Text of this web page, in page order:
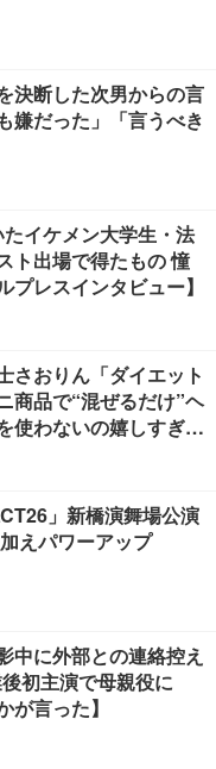
決断した次男からの言
嫌だった」「言うべき
たイケメン大学生・法
ト出場で得たもの 憧
プレスインタビュー】
さおりん「ダイエット
商品で“混ぜるだけ”ヘ
使わないの嬉しすぎ
」新橋演舞場公演
えパワーアップ
中に外部との連絡控え
初主演で母親役に
が言った】